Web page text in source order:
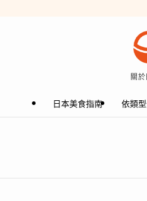
關
日本美食指南 依類